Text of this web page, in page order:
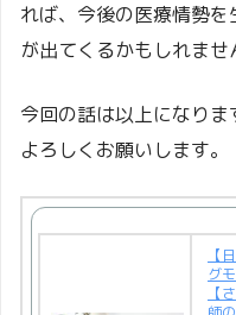
れば、今後の医療情勢
が出てくるかもしれませ
今回の話は以上になり
よろしくお願いします。
【
グ
【